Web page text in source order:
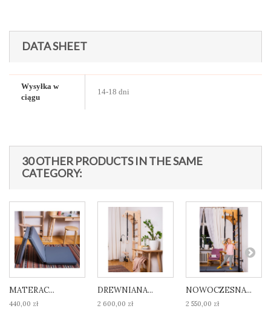
DATA SHEET
Wysyłka w
ciągu
14-18 dni
30 OTHER PRODUCTS IN THE SAME
CATEGORY:
MATERAC...
440,00 zł
DREWNIANA...
2 600,00 zł
NOWOCZESNA...
2 550,00 zł